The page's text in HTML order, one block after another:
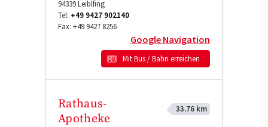
94339Leiblfing
Tel: +49 9427 902140
Fax: +49 9427 8256
Google Navigation
Mit Bus / Bahn erreichen
Rathaus-
Apotheke
33.76 km